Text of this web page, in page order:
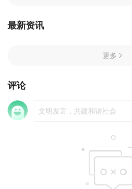
最新资讯
更多
评论